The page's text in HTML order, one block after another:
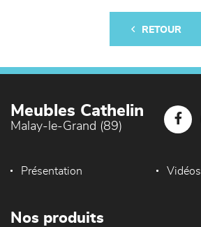
RETOUR
Meubles Cathelin
Malay-le-Grand (89)
Présentation Vidéos
Nos produits